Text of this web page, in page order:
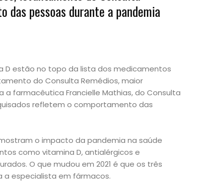
das pessoas durante a pandemia
D estão no topo da lista dos medicamentos
do Consulta Remédios, maior
a farmacêutica Francielle Mathias, do Consulta
refletem o comportamento das
o impacto da pandemia na saúde
como vitamina D, antialérgicos e
O que mudou em 2021 é que os três
a especialista em fármacos.